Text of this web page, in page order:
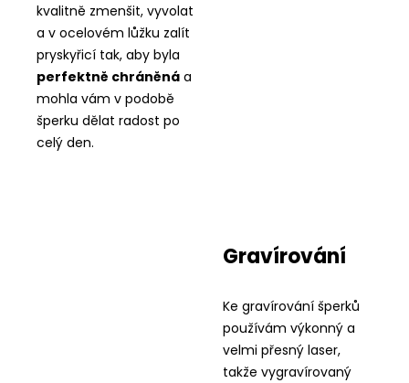
kvalitně zmenšit, vyvolat
a v ocelovém lůžku zalít
pryskyřicí tak, aby byla
perfektně chráněná a
mohla vám v podobě
šperku dělat radost po
celý den.
Gravírování
Ke gravírování šperků
používám výkonný a
velmi přesný laser,
takže vygravírovaný